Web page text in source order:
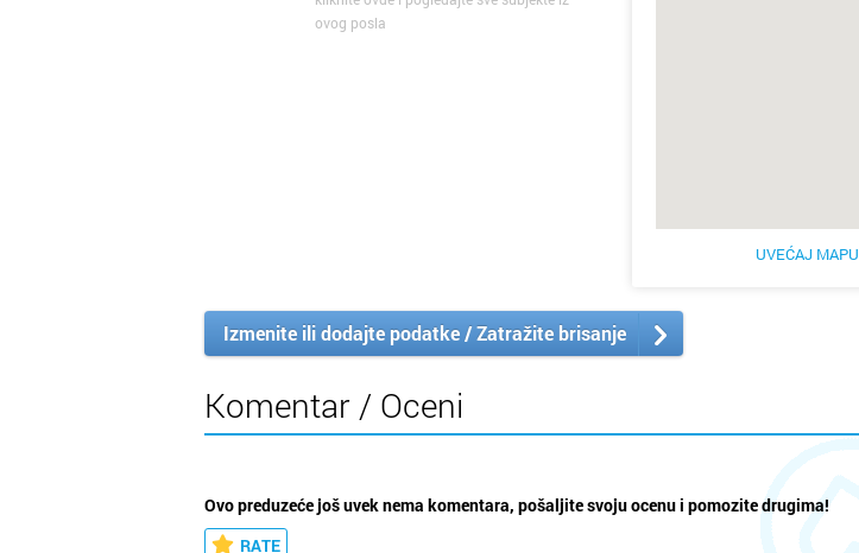
ovog posla
UVEĆAJ MAPU
Izmenite ili dodajte podatke / Zatražite brisanje
Komentar / Oceni
Ovo preduzeće još uvek nema komentara, pošaljite svoju ocenu i pomozite drugima!
RATE